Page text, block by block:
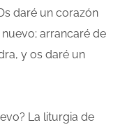
daré un corazón
arrancaré de
y os daré un
La liturgia de